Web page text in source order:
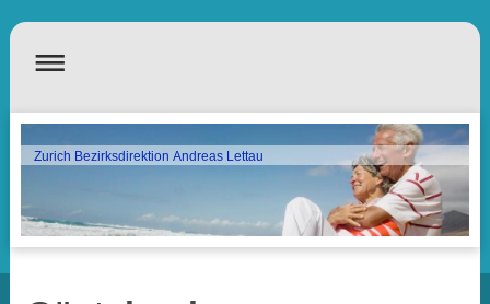
Zurich Bezirksdirektion Andreas Lettau